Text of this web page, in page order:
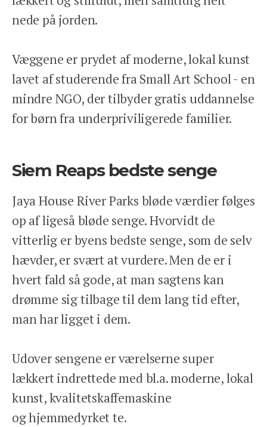
nede på jorden.
Væggene er prydet af moderne, lokal kunst
lavet af studerende fra Small Art School - en
mindre NGO, der tilbyder gratis uddannelse
for børn fra underpriviligerede familier.
Siem Reaps bedste senge
Jaya House River Parks bløde værdier følges
op af ligeså bløde senge. Hvorvidt de
vitterlig er byens bedste senge, som de selv
hævder, er svært at vurdere. Men de er i
hvert fald så gode, at man sagtens kan
drømme sig tilbage til dem lang tid efter,
man har ligget i dem.
Udover sengene er værelserne super
lækkert indrettede med bl.a. moderne, lokal
kunst, kvalitetskaffemaskine
og hjemmedyrket te.